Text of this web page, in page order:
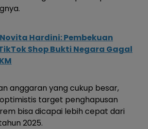
Novita Hardini: Pembekuan
Shop Bukti Negara Gagal
anggaran yang cukup besar,
target penghapusan
bisa dicapai lebih cepat dari
2025.